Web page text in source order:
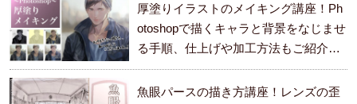
厚塗りイラストのメイキング講座！Ph
otoshopで描くキャラと背景をなじませ
る手順、仕上げや加工方法もご紹介し
ます。
魚眼パースの描き方講座！レンズの歪